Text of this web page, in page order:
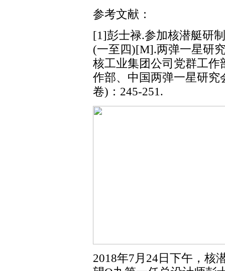
参考文献：
[1]彭士禄.参加核潜艇研
(一至四)[M].两弹一星研
核工业集团公司党群工
作部、中国两弹一星研究
卷)：245-251.
2018年7月24日下午，核